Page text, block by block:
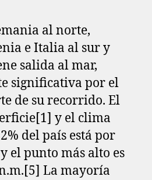
al norte,
e Italia al sur y
salida al mar,
significativa por el
de su recorrido. El
y el clima
del país está por
el punto más alto es
La mayoría